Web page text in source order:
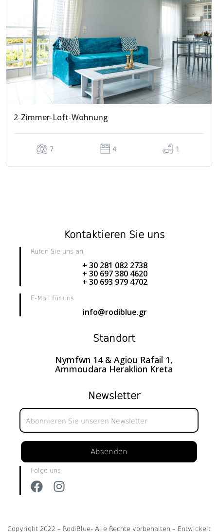
2-Zimmer-Loft-Wohnung
7 4 1
Kontaktieren Sie uns
Rufen Sie uns an
+ 30 281 082 2738
+ 30 697 380 4620
+ 30 693 979 4702
E-Mail für uns
info@rodiblue.gr
Standort
Nymfwn 14 & Agiou Rafail 1,
Ammoudara Heraklion Kreta
Newsletter
Newsletter
Absenden
Folge uns
Copyright 2022 – RodiBlue- Alle Rechte vorbehalten – Entwickelt